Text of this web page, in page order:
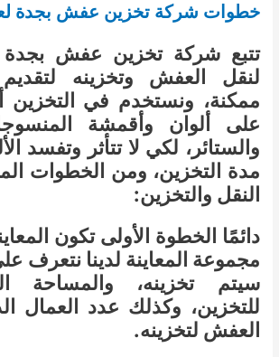
خطوات شركة تخزين عفش بجدة
تتبع شركة تخزين عفش
لنقل العفش وتخزينه
ممكنة، ونستخدم في التخزين
على ألوان وأقمشة
والستائر، لكي لا تتأثر وتفسد
مدة التخزين، ومن الخطوات
النقل والتخزين:
دائمًا الخطوة الأولى تكون
مجموعة المعاينة لدينا نتعرف
سيتم تخزينه، والمساحة
للتخزين، وكذلك عدد العمال
العفش لتخزينه.